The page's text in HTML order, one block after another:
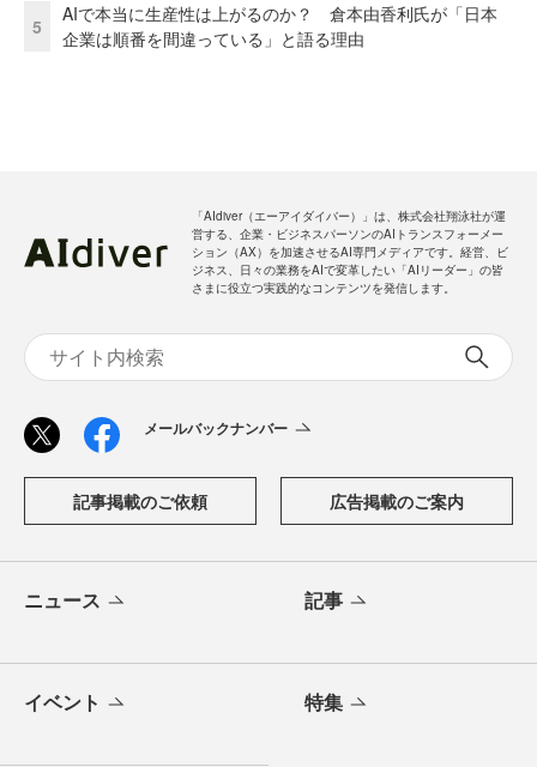
5
AIで本当に生産性は上がるのか？ 倉本由香利氏が「日本
企業は順番を間違っている」と語る理由
「AIdiver（エーアイダイバー）」は、株式会社翔泳社が運
営する、企業・ビジネスパーソンのAIトランスフォーメー
ション（AX）を加速させるAI専門メディアです。経営、ビ
ジネス、日々の業務をAIで変革したい「AIリーダー」の皆
さまに役立つ実践的なコンテンツを発信します。
メールバックナンバー
記事掲載のご依頼 広告掲載のご案内
ニュース 記事
イベント 特集